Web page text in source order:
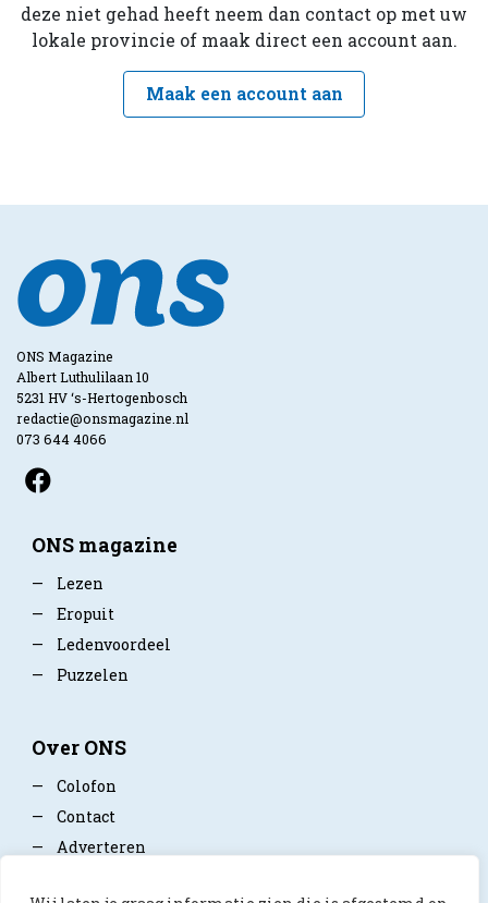
deze niet gehad heeft neem dan contact op met uw
lokale provincie of maak direct een account aan.
Maak een account aan
ONS Magazine
Albert Luthulilaan 10
5231 HV ‘s-Hertogenbosch
redactie@onsmagazine.nl
073 644 4066
ONS magazine
—
Lezen
—
Eropuit
—
Ledenvoordeel
—
Puzzelen
Over ONS
—
Colofon
—
Contact
—
Adverteren